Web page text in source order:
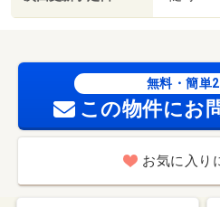
無料・簡単2
この物件にお
お気に入り